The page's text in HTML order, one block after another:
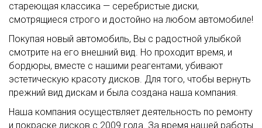
стареющая классика — серебристые диски,
смотрящиеся строго и достойно на любом автомобиле!
Покупая новый автомобиль, Вы с радостной улыбкой
смотрите на его внешний вид. Но проходит время, и
бордюры, вместе с нашими реагентами, убивают
эстетическую красоту дисков. Для того, чтобы вернуть
прежний вид дискам и была создана наша компания.
Наша компания осуществляет деятельность по ремонту
и покраске дисков с 2009 года. За время нашей работы